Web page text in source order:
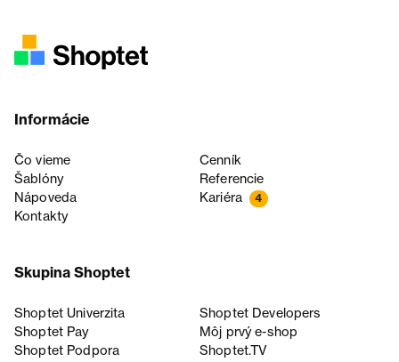
Informácie
Čo vieme
Cenník
Šablóny
Referencie
Nápoveda
Kariéra 4
Kontakty
Skupina Shoptet
Shoptet Univerzita
Shoptet Developers
Shoptet Pay
Môj prvý e-shop
Shoptet Podpora
Shoptet.TV